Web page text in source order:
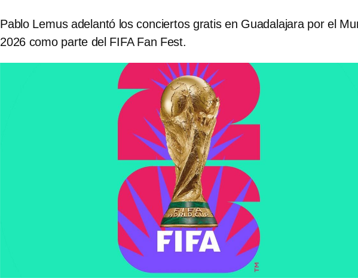
Pablo Lemus adelantó los conciertos gratis en Guadalajara por el
2026 como parte del FIFA Fan Fest.